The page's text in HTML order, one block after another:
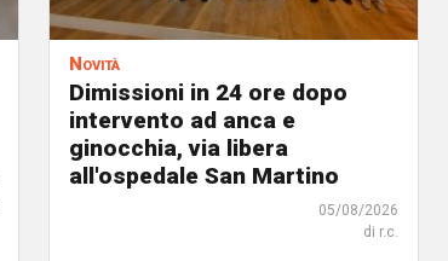
Novità
Dimissioni in 24 ore dopo
intervento ad anca e
ginocchia, via libera
all'ospedale San Martino
05/08/2026
di r.c.